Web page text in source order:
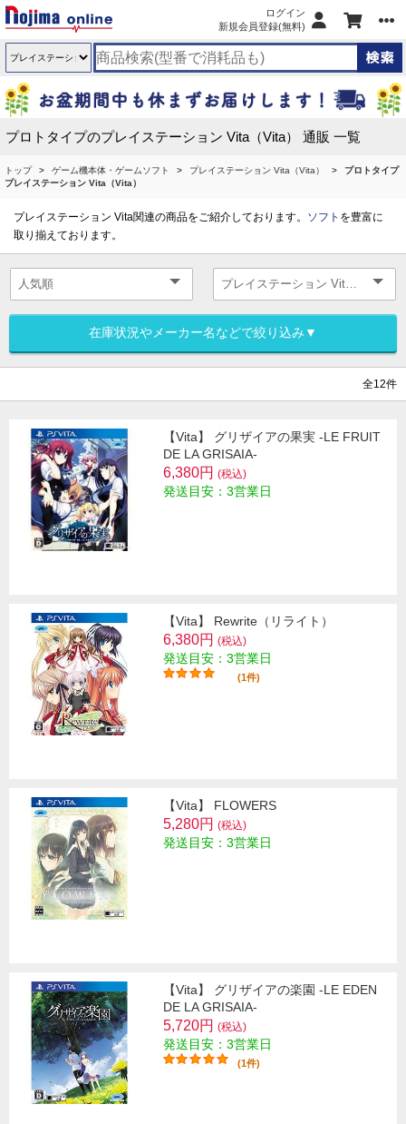
ログイン
新規会員登録(無料)
プロトタイプのプレイステーション Vita（Vita） 通販 一覧
トップ ゲーム機本体・ゲームソフト プレイステーション Vita（Vita）
プロトタイプ
プレイステーション Vita（Vita）
プレイステーション Vita関連の商品をご紹介しております。 ソフト を豊富に
取り揃えております。
在庫状況やメーカー名などで絞り込み▼
全12件
【Vita】 グリザイアの果実 -LE FRUIT
DE LA GRISAIA-
6,380円 (税込)
発送目安：3営業日
【Vita】 Rewrite（リライト）
6,380円 (税込)
発送目安：3営業日
(1件)
【Vita】 FLOWERS
5,280円 (税込)
発送目安：3営業日
【Vita】 グリザイアの楽園 -LE EDEN
DE LA GRISAIA-
5,720円 (税込)
発送目安：3営業日
(1件)